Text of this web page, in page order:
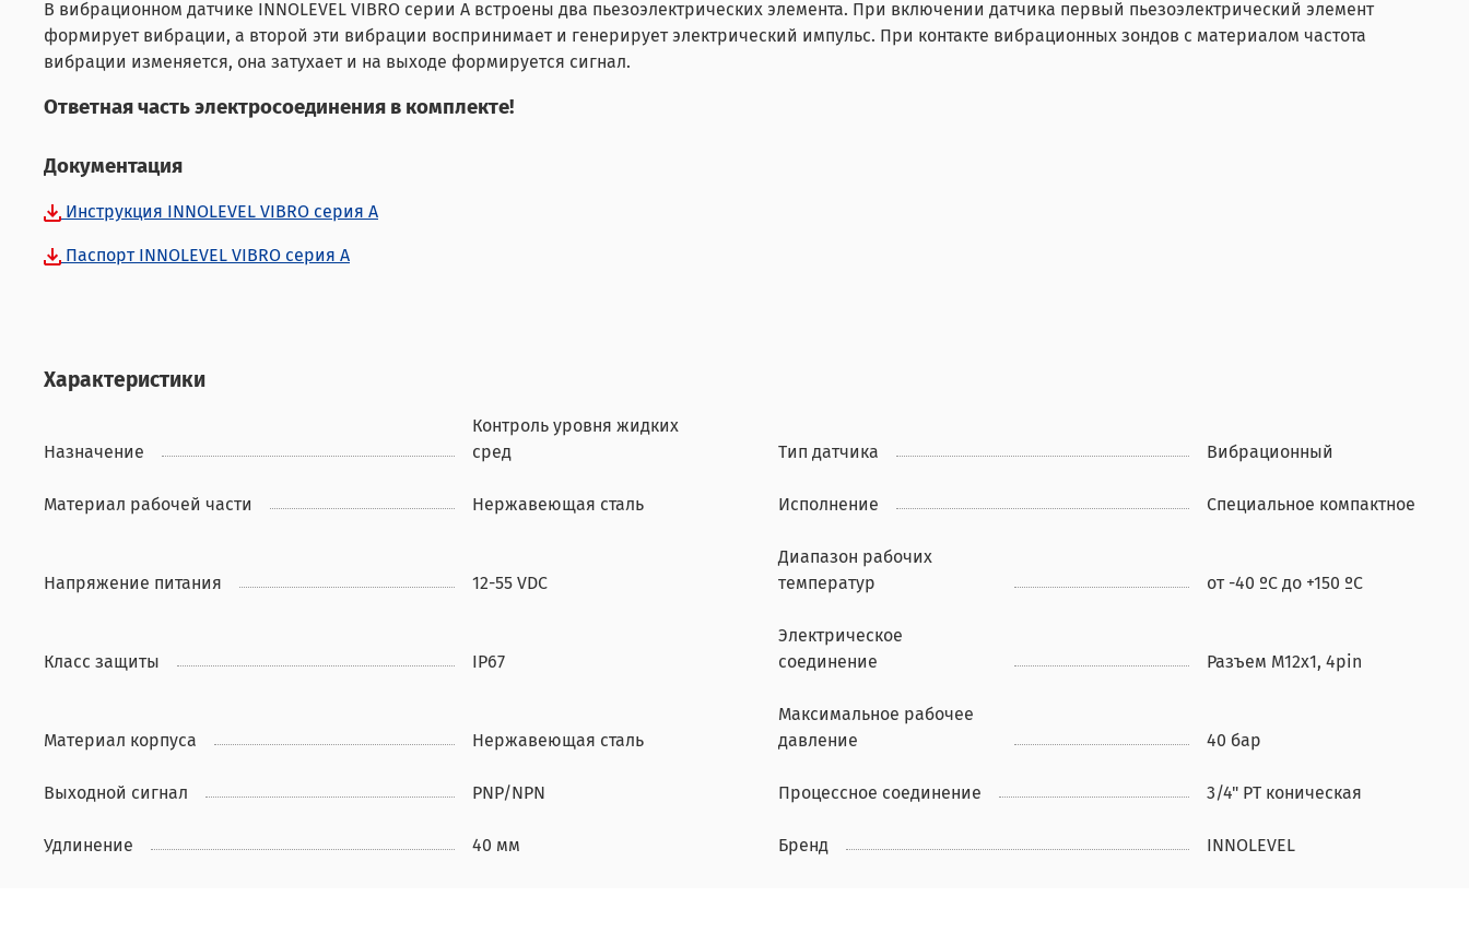
В вибрационном датчике INNOLEVEL VIBRO серии A встроены два пьезоэлектрических элемента. При включении датчика первый пьезоэлектрический элемент
формирует вибрации, а второй эти вибрации воспринимает и генерирует электрический импульс. При контакте вибрационных зондов с материалом частота
вибрации изменяется, она затухает и на выходе формируется сигнал.
Ответная часть электросоединения в комплекте!
Документация
Инструкция INNOLEVEL VIBRO серия A
Паспорт INNOLEVEL VIBRO серия A
Характеристики
Назначение
Контроль уровня жидких
сред
Тип датчика Вибрационный
Материал рабочей части Нержавеющая сталь Исполнение Специальное компактное
Напряжение питания 12-55 VDC
Диапазон рабочих
температур
от -40 ºС до +150 ºС
Класс защиты IP67
Электрическое
соединение
Разъем M12x1, 4pin
Материал корпуса Нержавеющая сталь
Максимальное рабочее
давление
40 бар
Выходной сигнал PNP/NPN Процессное соединение 3/4" PT коническая
Удлинение 40 мм Бренд INNOLEVEL